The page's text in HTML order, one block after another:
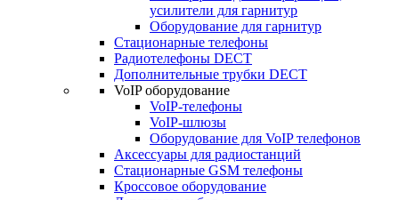
усилители для гарнитур
Оборудование для гарнитур
Стационарные телефоны
Радиотелефоны DECT
Дополнительные трубки DECT
VoIP оборудование
VoIP-телефоны
VoIP-шлюзы
Оборудование для VoIP телефонов
Аксессуары для радиостанций
Стационарные GSM телефоны
Кроссовое оборудование